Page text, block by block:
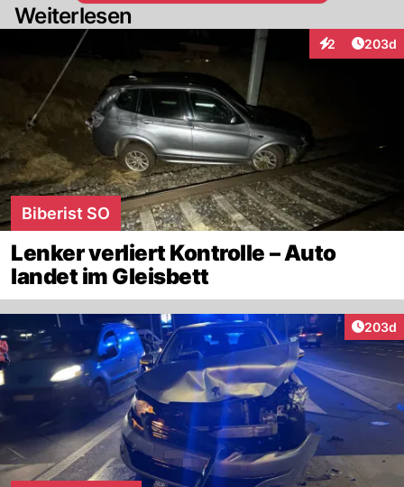
Weiterlesen
2
Interaktionen
203d
Biberist SO
Lenker verliert Kontrolle – Auto
landet im Gleisbett
203d